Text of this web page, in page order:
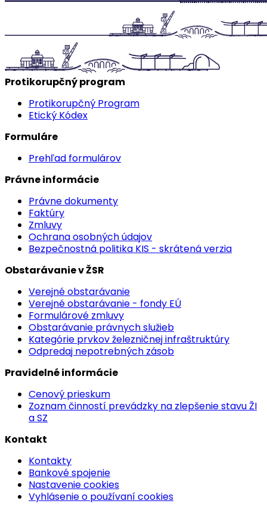
Protikorupčný program
Protikorupčný Program
Etický Kódex
Formuláre
Prehľad formulárov
Právne informácie
Právne dokumenty
Faktúry
Zmluvy
Ochrana osobných údajov
Bezpečnostná politika KIS - skrátená verzia
Obstarávanie v ŽSR
Verejné obstarávanie
Verejné obstarávanie - fondy EÚ
Formulárové zmluvy
Obstarávanie právnych služieb
Kategórie prvkov železničnej infraštruktúry
Odpredaj nepotrebných zásob
Pravidelné informácie
Cenový prieskum
Zoznam činností prevádzky na zlepšenie stavu ŽI
a SZ
Kontakt
Kontakty
Bankové spojenie
Nastavenie cookies
Vyhlásenie o používaní cookies